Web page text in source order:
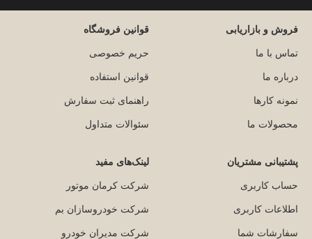
فروش و بازاریابی
تماس با ما
درباره ما
نمونه کارها
محصولات ما
قوانین فروشگاه
حریم خصوصی
قوانین استفاده
راهنمای ثبت سفارش
سئوالات متداول
پشتیبانی مشتریان
حساب کاربری
اطلاعات کاربری
سفارشات شما
لینک‌های مفید
شرکت کرمان موتور
شرکت خودروسازان بم
شرکت مدیران خودرو